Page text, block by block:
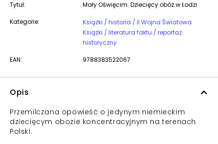
Tytuł:
Mały Oświęcim. Dziecięcy obóz w Łodzi
Kategorie:
Książki / historia / II Wojna Światowa
Książki / literatura faktu / reportaż
historyczny
EAN: 9788383522067
Opis
Przemilczana opowieść o jedynym niemieckim
dziecięcym obozie koncentracyjnym na terenach
Polski.